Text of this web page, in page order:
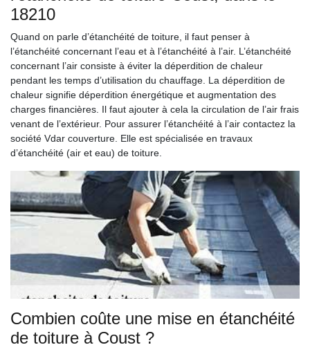
18210
Quand on parle d’étanchéité de toiture, il faut penser à
l’étanchéité concernant l’eau et à l’étanchéité à l’air. L’étanchéité
concernant l’air consiste à éviter la déperdition de chaleur
pendant les temps d’utilisation du chauffage. La déperdition de
chaleur signifie déperdition énergétique et augmentation des
charges financières. Il faut ajouter à cela la circulation de l’air frais
venant de l’extérieur. Pour assurer l’étanchéité à l’air contactez la
société Vdar couverture. Elle est spécialisée en travaux
d’étanchéité (air et eau) de toiture.
Combien coûte une mise en étanchéité
de toiture à Coust ?